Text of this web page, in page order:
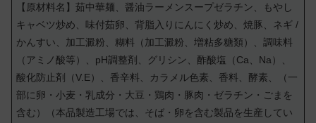
【原材料名】茹中華麺、醤油ラーメンスープゼラチン、もやし
キャベツ炒め、味付茹卵、背脂入りにんにく炒め、焼豚、ネギ /
かんすい、加工澱粉、糊料（加工澱粉、増粘多糖類）、調味料
（アミノ酸等）、pH調整剤、グリシン、酢酸塩（Ca、Na）、
酸化防止剤（V.E）、香辛料、カラメル色素、香料、酵素、（一
部に卵・小麦・乳成分・大豆・鶏肉・豚肉・ゼラチン・ごまを
含む）（本品製造工場では、そば・卵を含む製品を生産してい